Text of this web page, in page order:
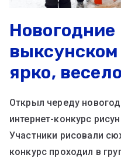
ярко,
Открыл череду
интернет-конкурс
Участники рисовали
конкурс проходил в